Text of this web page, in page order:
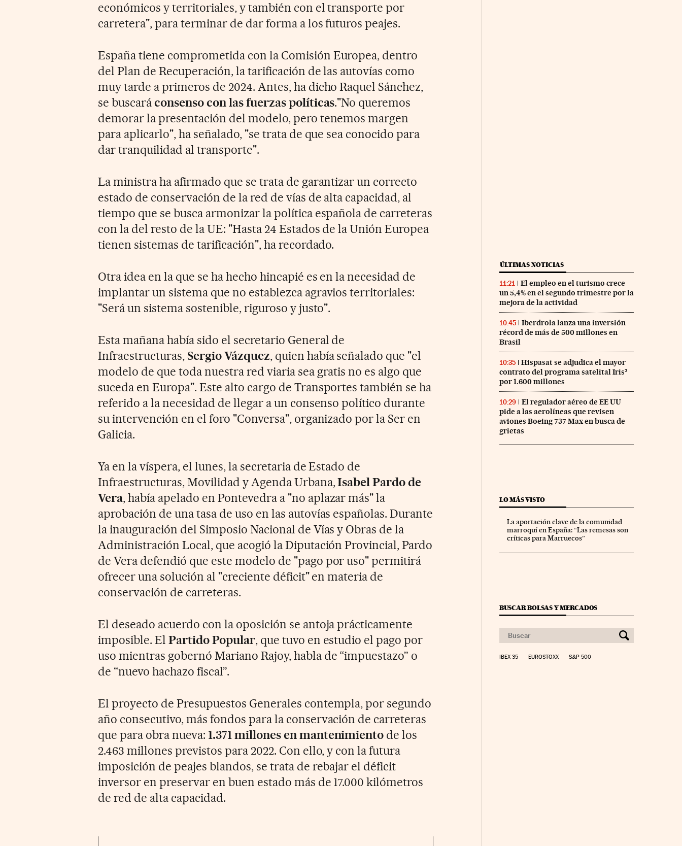
económicos y territoriales, y también con el transporte por
carretera", para terminar de dar forma a los futuros peajes.
España tiene comprometida con la Comisión Europea, dentro
del Plan de Recuperación, la tarificación de las autovías como
muy tarde a primeros de 2024. Antes, ha dicho Raquel Sánchez,
se buscaráconsenso con las fuerzas políticas."No queremos
demorar la presentación del modelo, pero tenemos margen
para aplicarlo", ha señalado, "se trata de que sea conocido para
dar tranquilidad al transporte".
La ministra ha afirmado que se trata de garantizar un correcto
estado de conservación de la red de vías de alta capacidad, al
tiempo que se busca armonizar la política española de carreteras
con la del resto de la UE: "Hasta 24 Estados de la Unión Europea
tienen sistemas de tarificación", ha recordado.
Otra idea en la que se ha hecho hincapié es en la necesidad de
implantar un sistema que no establezca agravios territoriales:
"Será un sistema sostenible, riguroso y justo".
Esta mañana había sido el secretario General de
Infraestructuras, Sergio Vázquez, quien había señalado que "el
modelo de que toda nuestra red viaria sea gratis no es algo que
suceda en Europa". Este alto cargo de Transportes también se ha
referido a la necesidad de llegar a un consenso político durante
su intervención en el foro "Conversa", organizado por la Ser en
Galicia.
Ya en la víspera, el lunes, la secretaria de Estado de
Infraestructuras, Movilidad y Agenda Urbana,Isabel Pardo de
Vera, había apelado en Pontevedra a "no aplazar más" la
aprobación de una tasa de uso en las autovías españolas. Durante
la inauguración del Simposio Nacional de Vías y Obras de la
Administración Local, que acogió la Diputación Provincial, Pardo
de Vera defendió que este modelo de "pago por uso" permitirá
ofrecer una solución al "creciente déficit" en materia de
conservación de carreteras.
El deseado acuerdo con la oposición se antoja prácticamente
imposible. ElPartido Popular, que tuvo en estudio el pago por
uso mientras gobernó Mariano Rajoy, habla de “impuestazo” o
de “nuevo hachazo fiscal”.
El proyecto de Presupuestos Generales contempla, por segundo
año consecutivo, más fondos para la conservación de carreteras
que para obra nueva: 1.371 millones en mantenimiento de los
2.463 millones previstos para 2022. Con ello, y con la futura
imposición de peajes blandos, se trata de rebajar el déficit
inversor en preservar en buen estado más de 17.000 kilómetros
de red de alta capacidad.
ÚLTIMAS NOTICIAS
11:21
El empleo en el turismo crece
un 5,4% en el segundo trimestre por la
mejora de la actividad
10:45
Iberdrola lanza una inversión
récord de más de 500 millones en
Brasil
10:35
Hispasat se adjudica el mayor
contrato del programa satelital Iris²
por 1.600 millones
10:29
El regulador aéreo de EE UU
pide a las aerolíneas que revisen
aviones Boeing 737 Max en busca de
grietas
LO MÁS VISTO
La aportación clave de la comunidad
marroquí en España: “Las remesas son
críticas para Marruecos”
BUSCAR BOLSAS Y MERCADOS
IBEX 35 EUROSTOXX S&P 500